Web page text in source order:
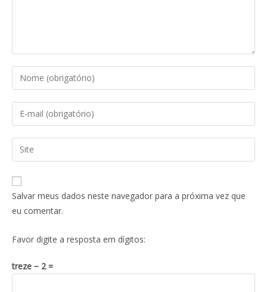
Salvar meus dados neste navegador para a próxima vez que
eu comentar.
Favor digite a resposta em dígitos:
treze − 2 =